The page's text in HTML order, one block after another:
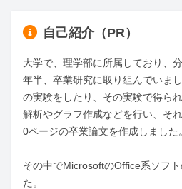
自己紹介（PR）
大学で、理学部に所属しており、
年半、卒業研究に取り組んでいま
の実験をしたり、その実験で得ら
解析やグラフ作成などを行い、そ
0ページの卒業論文を作成しました。
その中でMicrosoftのOffice系ソフ
た。